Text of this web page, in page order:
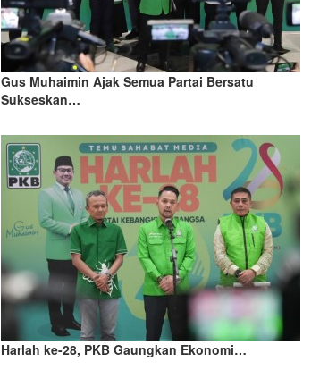
Gus Muhaimin Ajak Semua Partai Bersatu
Sukseskan…
Harlah ke-28, PKB Gaungkan Ekonomi…